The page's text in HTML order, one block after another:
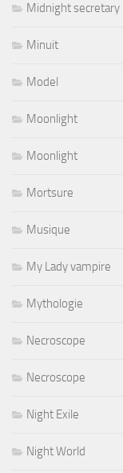
Midnight secretary
Minuit
Model
Moonlight
Moonlight
Mortsure
Musique
My Lady vampire
Mythologie
Necroscope
Necroscope
Night Exile
Night World